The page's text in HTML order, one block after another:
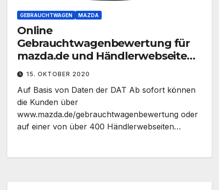
GEBRAUCHTWAGEN MAZDA
Online
Gebrauchtwagenbewertung für
mazda.de und Händlerwebseiten
geht online
15. OKTOBER 2020
Auf Basis von Daten der DAT Ab sofort können
die Kunden über
www.mazda.de/gebrauchtwagenbewertung oder
auf einer von über 400 Händlerwebseiten…